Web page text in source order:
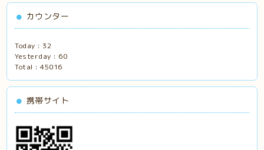
カウンター
Today :32
Yesterday : 60
Total :45016
携帯サイト